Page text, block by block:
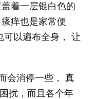
着一层银白色的
痒也是家常便
可以遍布全身， 让
会消停一些， 真
扰，而且各个年